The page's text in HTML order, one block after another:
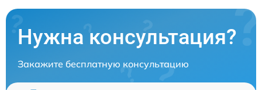
Нужна консультация?
Закажите бесплатную консультацию